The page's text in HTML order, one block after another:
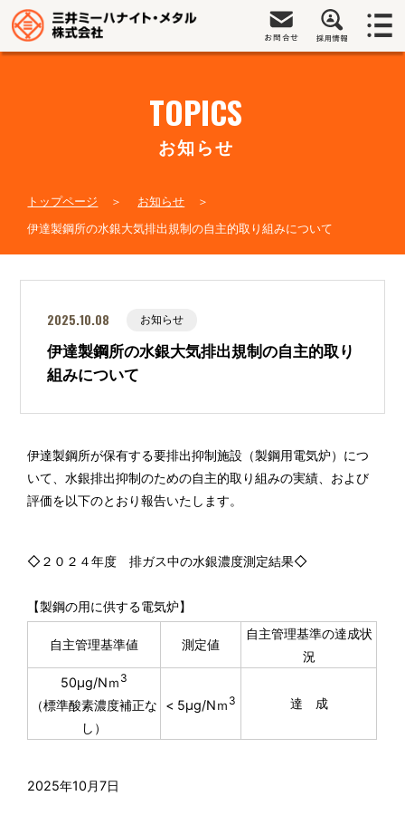
TOPICS
お知らせ
トップページ
お知らせ
伊達製鋼所の水銀大気排出規制の自主的取り組みについて
2025.10.08 お知らせ
伊達製鋼所の水銀大気排出規制の自主的取り
組みについて
伊達製鋼所が保有する要排出抑制施設（製鋼用電気炉）につ
いて、水銀排出抑制のための自主的取り組みの実績、および
評価を以下のとおり報告いたします。
◇２０２４年度 排ガス中の水銀濃度測定結果◇
【製鋼の用に供する電気炉】
自主管理基準値 測定値
自主管理基準の達成状
況
50μg/Nｍ 3
（標準酸素濃度補正な
し）
< 5μg/Nｍ 3 達 成
2025年10月7日